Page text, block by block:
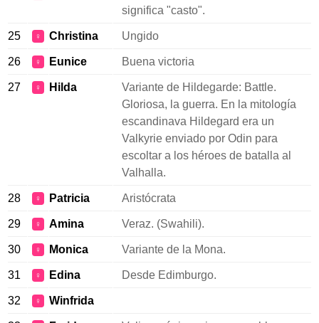
significa "casto".
25 ♀ Christina Ungido
26 ♀ Eunice Buena victoria
27 ♀ Hilda
Variante de Hildegarde: Battle.
Gloriosa, la guerra. En la mitología
escandinava Hildegard era un
Valkyrie enviado por Odin para
escoltar a los héroes de batalla al
Valhalla.
28 ♀ Patricia Aristócrata
29 ♀ Amina Veraz. (Swahili).
30 ♀ Monica Variante de la Mona.
31 ♀ Edina Desde Edimburgo.
32 ♀ Winfrida